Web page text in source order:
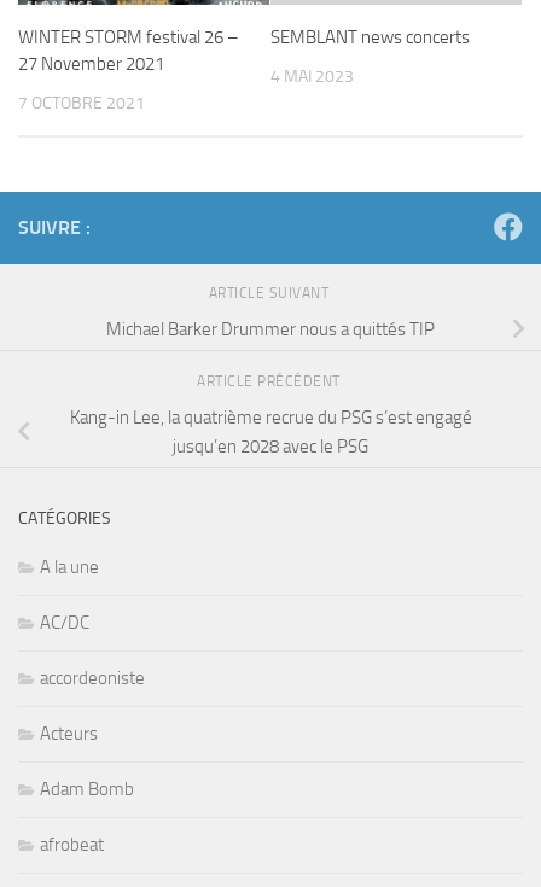
WINTER STORM festival 26 –
27 November 2021
7 OCTOBRE 2021
SEMBLANT news concerts
4 MAI 2023
SUIVRE :
ARTICLE SUIVANT
Michael Barker Drummer nous a quittés TIP
ARTICLE PRÉCÉDENT
Kang-in Lee, la quatrième recrue du PSG s’est engagé
jusqu’en 2028 avec le PSG
CATÉGORIES
A la une
AC/DC
accordeoniste
Acteurs
Adam Bomb
afrobeat